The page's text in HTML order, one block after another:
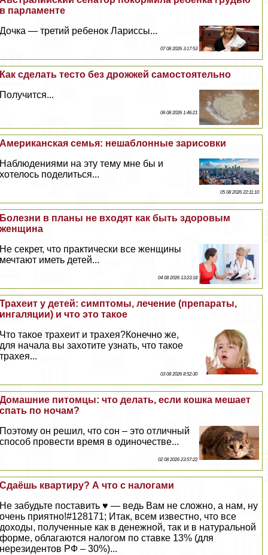
в парламенте
Дочка — третий ребенок Лариссы...
07 08 2026 3:17:53
Как сделать тесто без дрожжей самостоятельно
Получится...
06 08 2026 1:46:21
Американская семья: нешаблонные зарисовки
Наблюдениями на эту тему мне бы и
хотелось поделиться...
05 08 2026 22:11:10
Болезни в планы не входят как быть здоровым
женщина
Не секрет, что пpaктически все женщины
мечтают иметь детей...
04 08 2026 13:23:18
Трахеит у детей: симптомы, лечение (препараты,
ингаляции) и что это такое
Что такое трахеит и трахея?Конечно же,
для начала вы захотите узнать, что такое
трахея...
03 08 2026 8:52:30
Домашние питомцы: что делать, если кошка мешает
спать по ночам?
Поэтому он решил, что сон – это отличный
способ провести время в одиночестве...
02 08 2026 23:57:22
Сдаёшь квартиру? А что с налогами
Не забудьте поставить ♥ — ведь Вам не сложно, а нам, ну
очень приятно!#128171; Итак, всем известно, что все
доходы, полученные как в денежной, так и в натуральной
форме, облагаются налогом по ставке 13% (для
нерезидентов РФ – 30%)...